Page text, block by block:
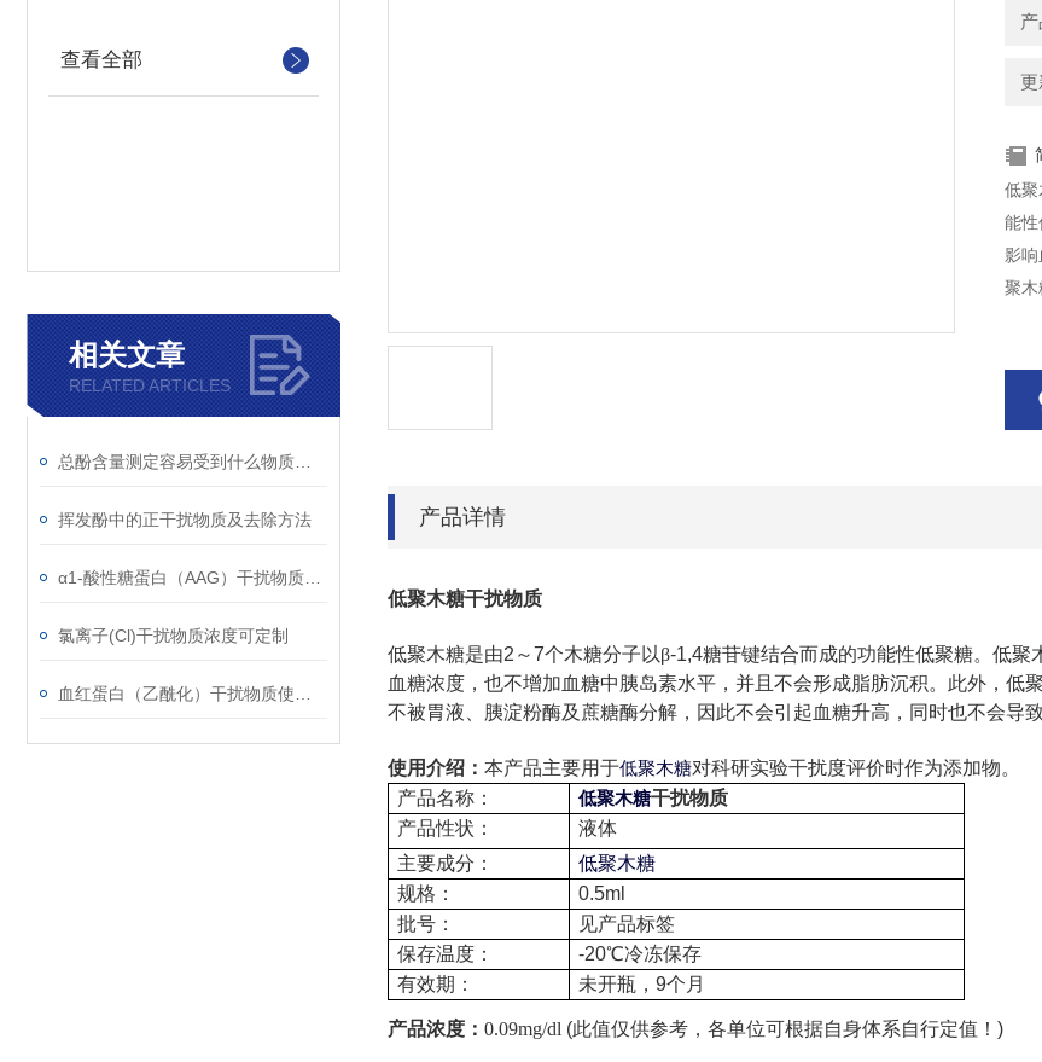
查看全部
相关文章
RELATED ARTICLES
挥发酚中的正干扰物质及去除方法
氯离子(Cl)干扰物质浓度可定制
产
低
能性
影响
聚木
产品详情
低聚木糖干扰物质
低聚木糖是由2 ～7个木糖分子以β-1,4糖苷键结合而成的功能性低聚糖。低聚
血糖浓度，也不增加血糖中胰岛素水平，并且不会形成脂肪沉积。此外，
不被胃液、胰淀粉酶及蔗糖酶分解，因此不会引起血糖升高，同时也不会导
使用介绍： 本产品主要用于低聚木糖对科研实验干扰度评价时作为添加物。
产品名称：
低聚木糖干扰物质
产品性状：
液体
主要成分：
低聚木糖
规格：
0.5ml
批号：
见产品标签
保存温度：
-20℃冷冻保存
有效期：
未开瓶， 9个月
产品浓度： 0.09mg/dl (此值仅供参考，各单位可根据自身体系自行定值！ )